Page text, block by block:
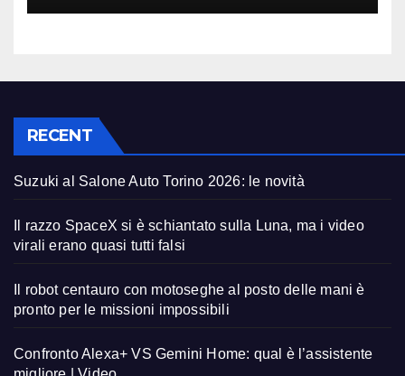
RECENT
Suzuki al Salone Auto Torino 2026: le novità
Il razzo SpaceX si è schiantato sulla Luna, ma i video
virali erano quasi tutti falsi
Il robot centauro con motoseghe al posto delle mani è
pronto per le missioni impossibili
Confronto Alexa+ VS Gemini Home: qual è l’assistente